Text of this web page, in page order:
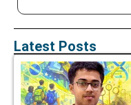
Latest Posts